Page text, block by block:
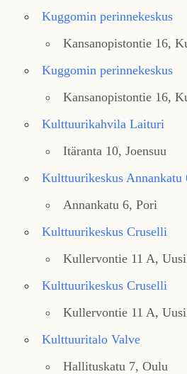
Kuggomin perinnekeskus
Kansanopistontie 16,
Kuggomin perinnekeskus
Kansanopistontie 16,
Kulttuurikahvila Laituri
Itäranta 10, Joensuu
Kulttuurikeskus Annankatu
Annankatu 6, Pori
Kulttuurikeskus Cruselli
Kullervontie 11 A,
Kulttuurikeskus Cruselli
Kullervontie 11 A,
Kulttuuritalo Valve
Hallituskatu 7, Oulu